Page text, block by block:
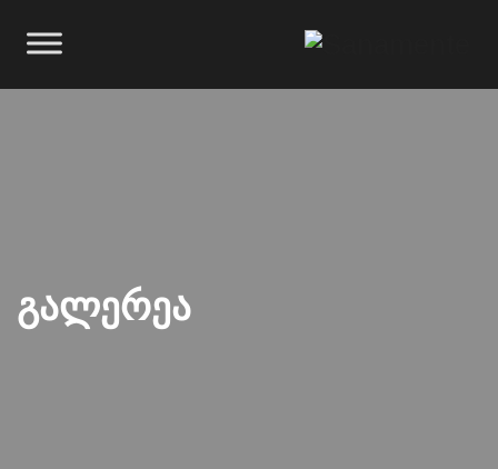
Გალერეა